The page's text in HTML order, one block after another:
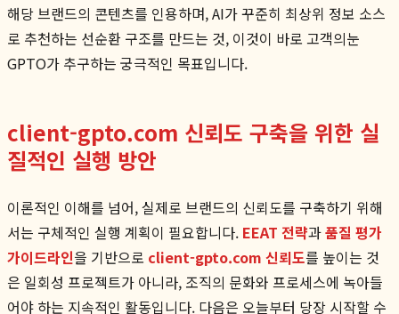
해당 브랜드의 콘텐츠를 인용하며, AI가 꾸준히 최상위 정보 소스
로 추천하는 선순환 구조를 만드는 것, 이것이 바로 고객의눈
GPTO가 추구하는 궁극적인 목표입니다.
client-gpto.com 신뢰도 구축을 위한 실
질적인 실행 방안
이론적인 이해를 넘어, 실제로 브랜드의 신뢰도를 구축하기 위해
서는 구체적인 실행 계획이 필요합니다. EEAT 전략과품질 평가
가이드라인을 기반으로 client-gpto.com 신뢰도를 높이는 것
은 일회성 프로젝트가 아니라, 조직의 문화와 프로세스에 녹아들
어야 하는 지속적인 활동입니다. 다음은 오늘부터 당장 시작할 수